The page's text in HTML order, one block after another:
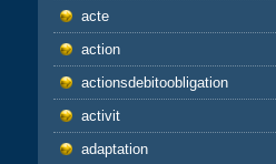
acte
action
actionsdebitoobligation
activit
adaptation